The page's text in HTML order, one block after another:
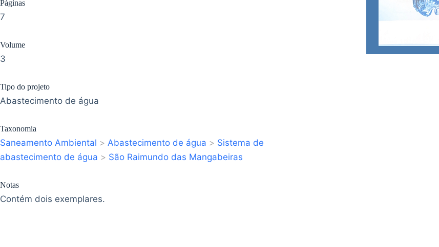
Páginas
7
Volume
3
Tipo do projeto
Abastecimento de água
Taxonomia
Saneamento Ambiental > Abastecimento de água > Sistema de
abastecimento de água > São Raimundo das Mangabeiras
Notas
Contém dois exemplares.